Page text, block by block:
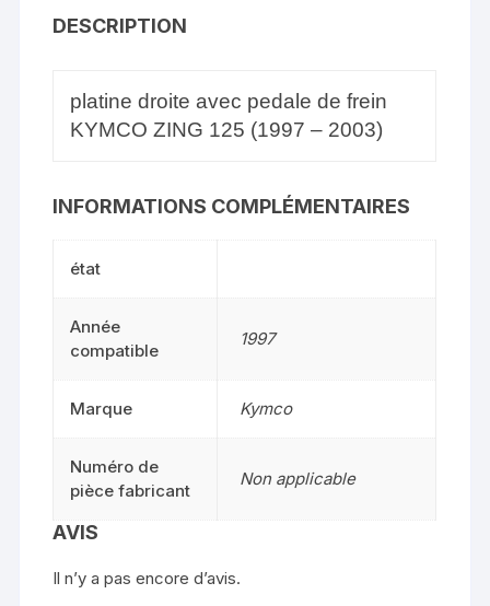
DESCRIPTION
platine droite avec pedale de frein
KYMCO ZING 125 (1997 – 2003)
INFORMATIONS COMPLÉMENTAIRES
état
Année
compatible
1997
Marque Kymco
Numéro de
pièce fabricant
Non applicable
AVIS
Il n’y a pas encore d’avis.